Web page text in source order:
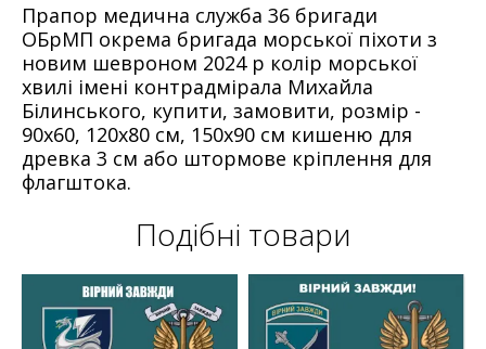
Прапор медична служба 36 бригади
ОБрМП окрема бригада морської піхоти з
новим шевроном 2024 р колір морської
хвилі імені контрадмірала Михайла
Білинського, купити, замовити, розмір -
90х60, 120х80 см, 150х90 см кишеню для
древка 3 см або штормове кріплення для
флагштока.
Подібні товари